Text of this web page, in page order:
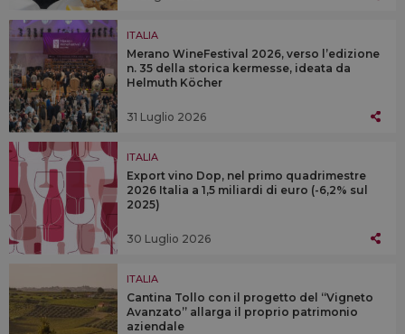
ITALIA
Merano WineFestival 2026, verso l’edizione
n. 35 della storica kermesse, ideata da
Helmuth Köcher
31 Luglio 2026
ITALIA
Export vino Dop, nel primo quadrimestre
2026 Italia a 1,5 miliardi di euro (-6,2% sul
2025)
30 Luglio 2026
ITALIA
Cantina Tollo con il progetto del “Vigneto
Avanzato” allarga il proprio patrimonio
aziendale